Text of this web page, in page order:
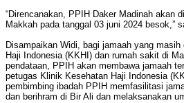
“Direncanakan, PPIH Daker Madinah akan
Makkah pada tanggal 03 juni 2024 besok,”
Disampaikan Widi, bagi jamaah yang
Haji Indonesia (KKHI) dan rumah sakit di
pendataan, PPIH akan membawa jamaah
petugas Klinik Kesehatan Haji Indonesia
pembimbing ibadah PPIH memfasilitasi
dan berihram di Bir Ali dan melaksanakan